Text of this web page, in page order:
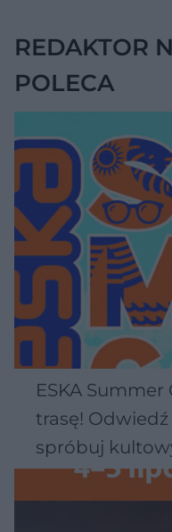
REDAKTOR
POLECA
ESKA
trasę!
spróbuj
Wawelu